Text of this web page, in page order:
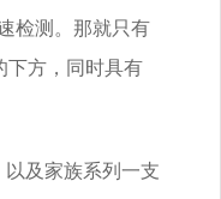
检测。那就只有
下方，同时具有
及家族系列一支